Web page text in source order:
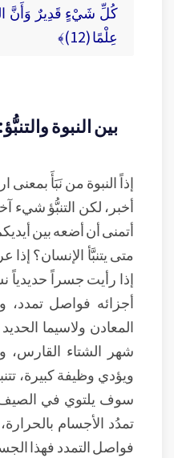
كُلِّ شَيْءٍ قَدِيرٌ وَأَنَّ
عِلْمًا (12)﴾
بين النبوة والتنبُّؤ:
إذاً النبوة من نَبَأَ
أخبر، لكن التنبُّؤ شيء
أتمنى أن أضعه بين
متى يتنبَّأ الإنسان؟
إذا رأيت جسراً
أجزائه فواصل تمدد،
المعادن ولاسيما
شهر الشتاء القارس،
ويؤدي وظيفة كبيرة،
سوف يلتوي في الصيف،
تمدُد الأجسام
فواصل التمدد فهذا